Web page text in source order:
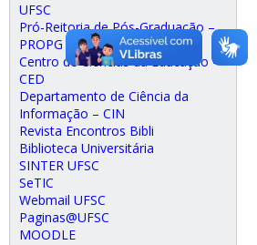
UFSC
Pró-Reitoria de Pós-Graduação –
PROPG
Centro de Ciências da Educação –
CED
Departamento de Ciência da
Informação – CIN
Revista Encontros Bibli
Biblioteca Universitária
SINTER UFSC
SeTIC
Webmail UFSC
Paginas@UFSC
MOODLE